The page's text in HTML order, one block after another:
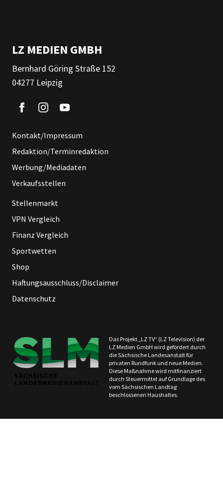
LZ MEDIEN GMBH
Bernhard Göring Straße 152
04277 Leipzig
Kontakt/Impressum
Redaktion/Terminredaktion
Werbung/Mediadaten
Verkaufsstellen
Stellenmarkt
VPN Vergleich
Finanz Vergleich
Sportwetten
Shop
Haftungsausschluss/Disclaimer
Datenschutz
Das Projekt „LZ TV“ (LZ Television) der
LZ Medien GmbH wird gefördert durch
die Sächsische Landesanstalt für
privaten Rundfunk und neue Medien.
Diese Maßnahme wird mitfinanziert
durch Steuermittel auf Grundlage des
vom Sächsischen Landtag
beschlossenen Haushaltes.